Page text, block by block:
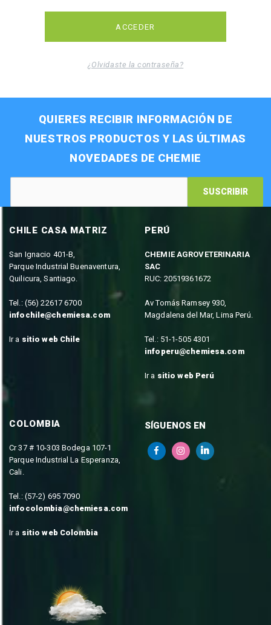
¿Olvidaste la contraseña?
QUIERES RECIBIR INFORMACIÓN DE
NUESTROS PRODUCTOS Y LAS ÚLTIMAS
NOVEDADES DE CHEMIE
SUSCRIBIR
CHILE CASA MATRIZ
San Ignacio 401-B,
Parque Industrial Buenaventura,
Quilicura, Santiago.
Tel.: (56) 22617 6700
infochile@chemiesa.com
Ir a sitio web Chile
PERÚ
CHEMIE AGROVETERINARIA
SAC
RUC: 20519361672
Av Tomás Ramsey 930,
Magdalena del Mar, Lima Perú.
Tel.: 51-1-505 4301
infoperu@chemiesa.com
Ir a sitio web Perú
COLOMBIA
Cr 37 # 10-303 Bodega 107-1
Parque Industrial La Esperanza,
Cali.
Tel.: (57-2) 695 7090
infocolombia@chemiesa.com
Ir a sitio web Colombia
SÍGUENOS EN